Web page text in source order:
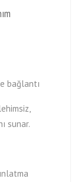
bağlantı
sunar.